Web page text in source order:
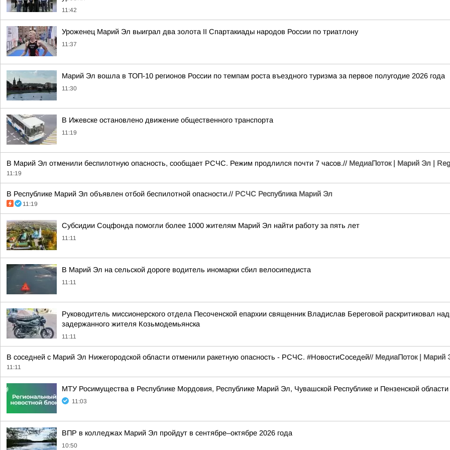
11:42
Уроженец Марий Эл выиграл два золота II Спартакиады народов России по триатлону
11:37
Марий Эл вошла в ТОП-10 регионов России по темпам роста въездного туризма за первое полугодие 2026 года
11:30
В Ижевске остановлено движение общественного транспорта
11:19
В Марий Эл отменили беспилотную опасность, сообщает РСЧС. Режим продлился почти 7 часов.// МедиаПоток | Марий Эл |
11:19
В Республике Марий Эл объявлен отбой беспилотной опасности.// РСЧС Республика Марий Эл
11:19
Субсидии Соцфонда помогли более 1000 жителям Марий Эл найти работу за пять лет
11:11
В Марий Эл на сельской дороге водитель иномарки сбил велосипедиста
11:11
Руководитель миссионерского отдела Песоченской епархии священник Владислав Береговой раскритиковал
задержанного жителя Козьмодемьянска
11:11
В соседней с Марий Эл Нижегородской области отменили ракетную опасность - РСЧС. #НовостиСоседей// МедиаПоток | Марий
11:11
МТУ Росимущества в Республике Мордовия, Республике Марий Эл, Чувашской Республике и Пензенской
11:03
ВПР в колледжах Марий Эл пройдут в сентябре–октябре 2026 года
10:50